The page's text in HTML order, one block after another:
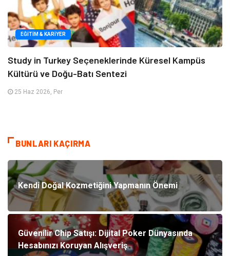
EĞITIM & KARIYER
Study in Turkey Seçeneklerinde Küresel Kampüs
Kültürü ve Doğu-Batı Sentezi
25 Haz 2026, Per
BUNLARI KAÇIRMA
Kendi Doğal Kozmetiğini Yapmanın Önemi
Güvenilir Chip Satışı: Dijital Poker Dünyasında
Hesabınızı Koruyan Alışveriş